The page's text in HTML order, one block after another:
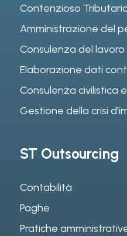
Contenzioso
Amministrazione del
Consulenza del lavoro
Elaborazione dati
Consulenza civilistica
Gestione della crisi
ST Outsourcing
Contabilità
Paghe
Pratiche